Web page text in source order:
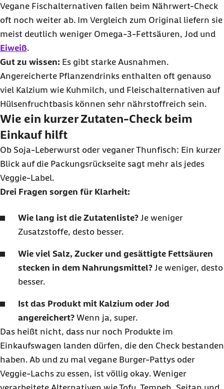
Vegane Fischalternativen fallen beim Nährwert-Check
oft noch weiter ab. Im Vergleich zum Original liefern sie
meist deutlich weniger Omega-3-Fettsäuren, Jod und
Eiweiß.
Gut zu wissen: Es gibt starke Ausnahmen.
Angereicherte Pflanzendrinks enthalten oft genauso
viel Kalzium wie Kuhmilch, und Fleischalternativen auf
Hülsenfruchtbasis können sehr nährstoffreich sein.
Wie ein kurzer Zutaten-Check beim
Einkauf hilft
Ob Soja-Leberwurst oder veganer Thunfisch: Ein kurzer
Blick auf die Packungsrückseite sagt mehr als jedes
Veggie-Label.
Drei Fragen sorgen für Klarheit:
Wie lang ist die Zutatenliste? Je weniger
Zusatzstoffe, desto besser.
Wie viel Salz, Zucker und gesättigte Fettsäuren
stecken in dem Nahrungsmittel? Je weniger, desto
besser.
Ist das Produkt mit Kalzium oder Jod
angereichert? Wenn ja, super.
Das heißt nicht, dass nur noch Produkte im
Einkaufswagen landen dürfen, die den Check bestanden
haben. Ab und zu mal vegane Burger-Pattys oder
Veggie-Lachs zu essen, ist völlig okay. Weniger